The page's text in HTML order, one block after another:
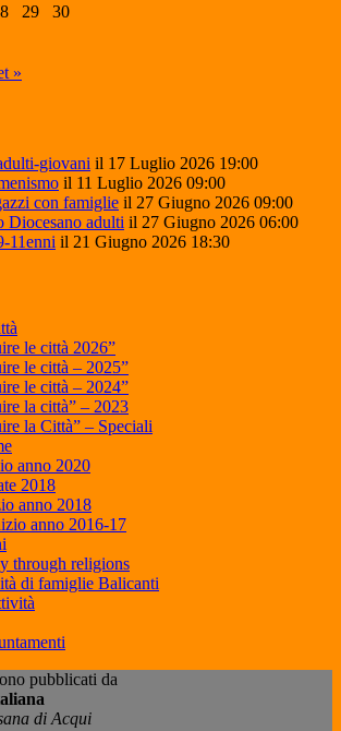
29
30
»
giovani il 17 Luglio 2026 19:00
il 11 Luglio 2026 09:00
con famiglie il 27 Giugno 2026 09:00
Diocesano adulti il 27 Giugno 2026 06:00
11enni il 21 Giugno 2026 18:30
le città 2026”
le città – 2025”
le città – 2024”
la città” – 2023
la Città” – Speciali
anno 2020
2018
anno 2018
anno 2016-17
through religions
di famiglie Balicanti
pubblicati da
di Acqui